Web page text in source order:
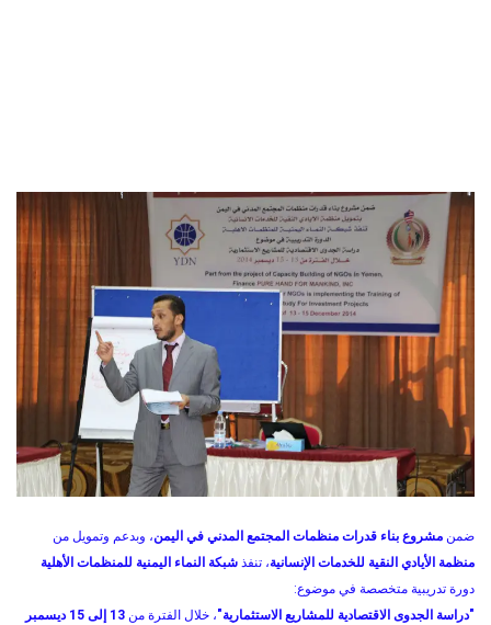
ضمن مشروع بناء قدرات منظمات المجتمع المدني في اليمن، وبدعم وتمويل من
منظمة الأيادي النقية للخدمات الإنسانية، تنفذ شبكة النماء اليمنية للمنظمات الأهلية
دورة تدريبية متخصصة في موضوع:
"دراسة الجدوى الاقتصادية للمشاريع الاستثمارية"، خلال الفترة من
13 إلى 15 ديسمبر